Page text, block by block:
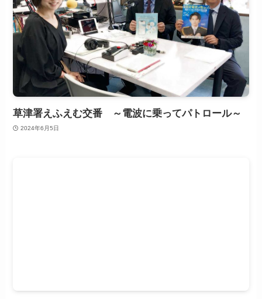
草津署えふえむ交番 ～電波に乗ってパトロール～
2024年6月5日